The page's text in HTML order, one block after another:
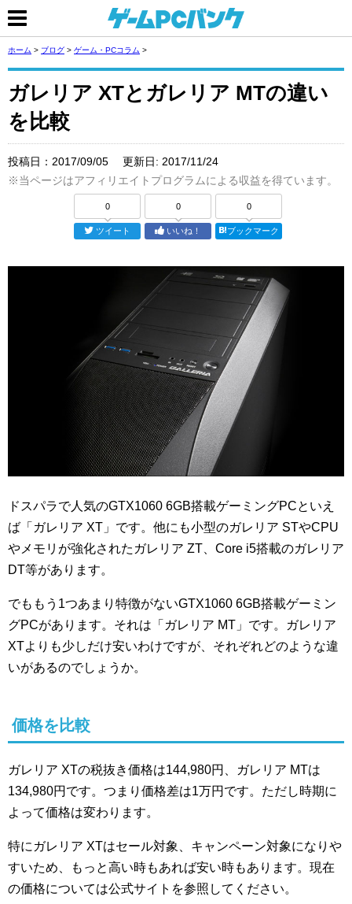
ホーム > ブログ > ゲーム・PCコラム >
ガレリア XTとガレリア MTの違い
を比較
投稿日： 2017/09/05 更新日: 2017/11/24
※当ページはアフィリエイトプログラムによる収益を得ています。
0
ツイート
0
いいね！
0
ブックマーク
ドスパラで人気のGTX1060 6GB搭載ゲーミングPCといえ
ば「ガレリア XT」です。他にも小型のガレリア STやCPU
やメモリが強化されたガレリア ZT、Core i5搭載のガレリア
DT等があります。
でももう1つあまり特徴がないGTX1060 6GB搭載ゲーミン
グPCがあります。それは「ガレリア MT」です。ガレリア
XTよりも少しだけ安いわけですが、それぞれどのような違
いがあるのでしょうか。
価格を比較
ガレリア XTの税抜き価格は144,980円、ガレリア MTは
134,980円です。つまり価格差は1万円です。ただし時期に
よって価格は変わります。
特にガレリア XTはセール対象、キャンペーン対象になりや
すいため、もっと高い時もあれば安い時もあります。現在
の価格については公式サイトを参照してください。